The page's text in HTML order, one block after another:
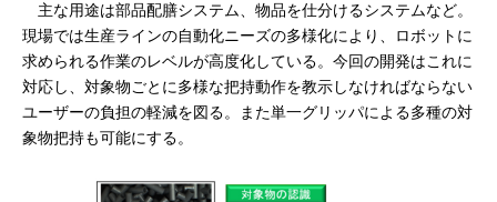
主な用途は部品配膳システム、物品を仕分けるシステムなど。
現場では生産ラインの自動化ニーズの多様化により、ロボットに
求められる作業のレベルが高度化している。今回の開発はこれに
対応し、対象物ごとに多様な把持動作を教示しなければならない
ユーザーの負担の軽減を図る。また単一グリッパによる多種の対
象物把持も可能にする。